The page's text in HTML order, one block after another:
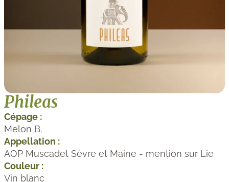
Phileas
Cépage :
Melon B.
Appellation :
AOP Muscadet Sèvre et Maine - mention sur Lie
Couleur :
Vin blanc